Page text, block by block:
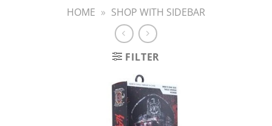
HOME » SHOP WITH SIDEBAR
FILTER